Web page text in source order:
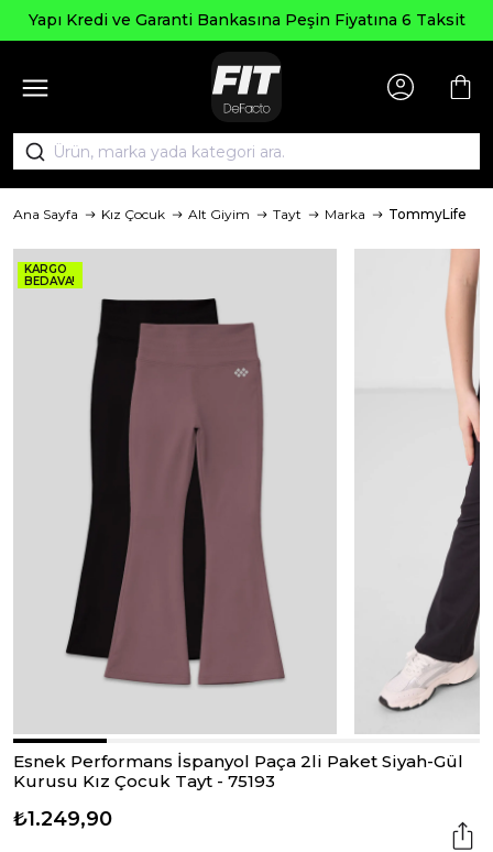
Yapı Kredi ve Garanti Bankasına Peşin Fiyatına 6 Taksit
Ana Sayfa Kız Çocuk Alt Giyim Tayt Marka TommyLife
KARGO
BEDAVA!
Esnek Performans İspanyol Paça 2li Paket Siyah-Gül
Kurusu Kız Çocuk Tayt - 75193
₺1.249,90